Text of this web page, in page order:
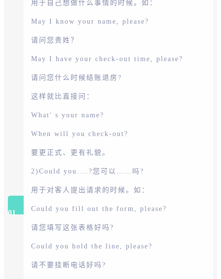
01
用于自己想做什么事情的时候。如：
May I know your name, please?
请问您贵姓？
May I have your check-out time, please?
请问您什么时候结账退房?
这样就比直接问：
What' s your name?
When will you check-out?
要更正式、更有礼貌。
2)Could you....?您可以……吗?
用于对客人提出请求的时候。如：
Could you fill out the form, please?
请您填写这张表格好吗?
Could you hold the line, please?
请不要挂断电话好吗?